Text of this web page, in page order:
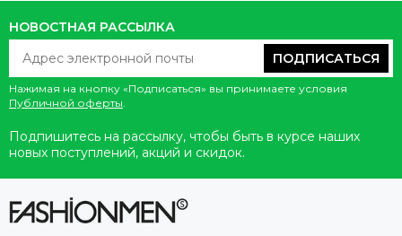
НОВОСТНАЯ РАССЫЛКА
ПОДПИСАТЬСЯ
Нажимая на кнопку «Подписаться» вы принимаете условия
Публичной оферты.
Подпишитесь на рассылку, чтобы быть в курсе наших
новых поступлений, акций и скидок.